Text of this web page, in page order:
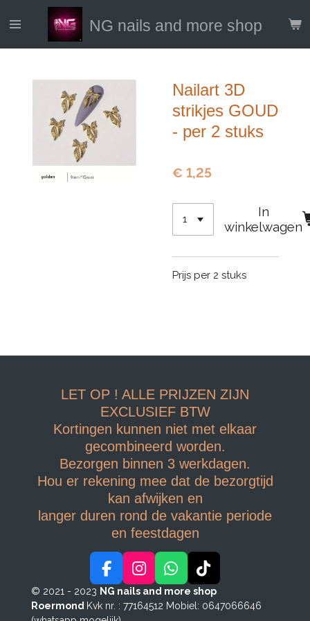
direct
NG nails and more shop
Nailart 3D
strikjes GOUD
- per 2 stuks
€ 1,25
In
winkelwagen
Prijs per 2 stuks
LET OP ! ALLE PRIJZEN ZIJN
EXCLUSIEF BTW
Kortingen kunnen niet met elkaar
gecombineerd worden.
Bezorgen binnen 3 werkdagen.
Hou er rekening mee dat de bezorgtijd
kan afwijken en
langer duren rond de vakantie periode
en feestdagen
F
a
c
I
n
s
W
h
a
T
i
k
© 2021 - 2023 NG nails and more shop
Roermond Kvk nr. : 77164512 Mobiel: 0647066646